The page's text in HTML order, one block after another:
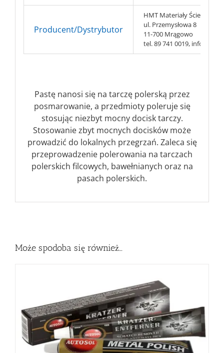
Producent/Dystrybutor
HMT Materiały Ścierne s.c.
ul. Przemysłowa 8
11-700 Mrągowo
tel. 89 741 0019,
Pastę nanosi się na tarczę polerską przez
posmarowanie, a przedmioty poleruje się
stosując niezbyt mocny docisk tarczy.
Stosowanie zbyt mocnych docisków może
prowadzić do lokalnych przegrzań. Zaleca się
przeprowadzenie polerowania na tarczach
polerskich filcowych, bawełnianych oraz na
pasach polerskich.
Może spodoba się również…